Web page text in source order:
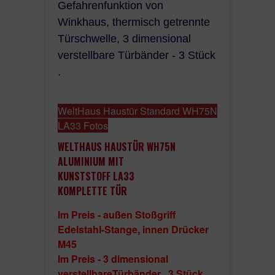
85 mm;
thermisch getrennte Aluminium
mm mit 2 Dichtungen und 1 Bürste;
Auf Anfrage bieten wir Zusatzprofile an: 20,
150 oder Kombinationen (Aufpreis).
Gefahrenfunktion von
Winkhaus, thermisch getrennte
Türschwelle, 3 dimensional
verstellbare Türbänder - 3 Stück
.
WeltHaus Haustür Standard WH75N
LA33 Fotos
WELTHAUS HAUSTÜR WH75N
ALUMINIUM MIT
KUNSTSTOFF LA33
KOMPLETTE TÜR
Im Preis - außen Stoßgriff
Edelstahl-Stange, innen Drücker
M45
Im Preis - 3 dimensional